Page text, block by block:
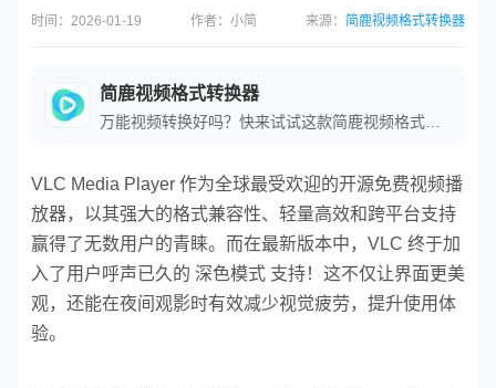
时间：2026-01-19 作者：小简 来源： 简鹿视频格式转换器
简鹿视频格式转换器
VLC Media Player 作为全球最受欢迎的开源免费视频播
放器，以其强大的格式兼容性、轻量高效和跨平台支持
赢得了无数用户的青睐。而在最新版本中，VLC 终于加
入了用户呼声已久的 深色模式 支持！这不仅让界面更美
观，还能在夜间观影时有效减少视觉疲劳，提升使用体
验。